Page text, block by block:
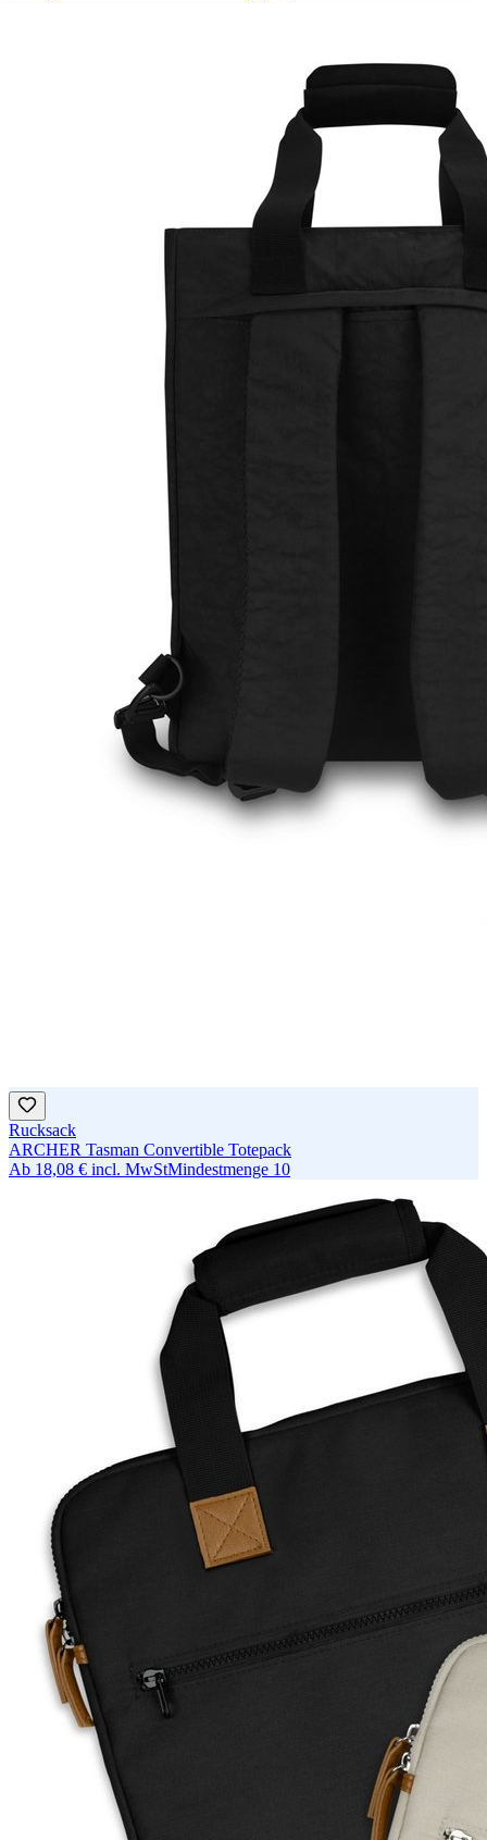
Rucksack
ARCHER Tasman Convertible Totepack
Ab 18,08 € incl. MwStMindestmenge 10